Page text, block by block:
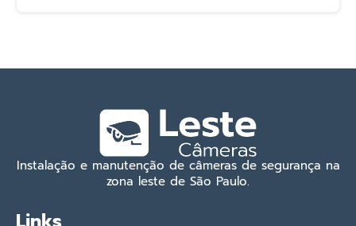
Instalação e manutenção de câmeras de segurança na
zona leste de São Paulo.